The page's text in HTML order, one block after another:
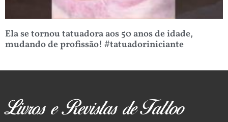
Ela se tornou tatuadora aos 50 anos de idade,
mudando de profissão! #tatuadoriniciante
Livros e Revistas de Tattoo